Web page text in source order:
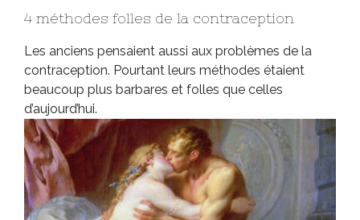
4 méthodes folles de la contraception
Les anciens pensaient aussi aux problèmes de la
contraception. Pourtant leurs méthodes étaient
beaucoup plus barbares et folles que celles
d’aujourd’hui.